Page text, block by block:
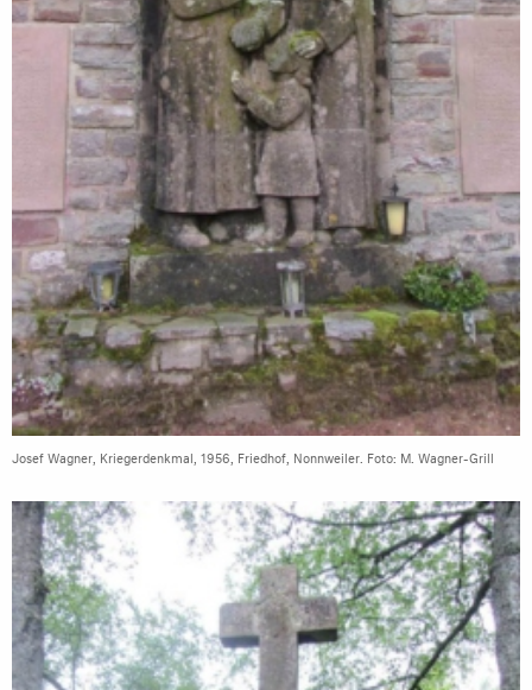
Josef Wagner, Kriegerdenkmal, 1956, Friedhof, Nonnweiler. Foto: M. Wagner-Grill